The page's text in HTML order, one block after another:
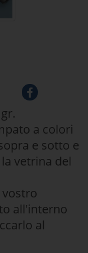
a colori
e sotto e
vetrina del
all'interno
al